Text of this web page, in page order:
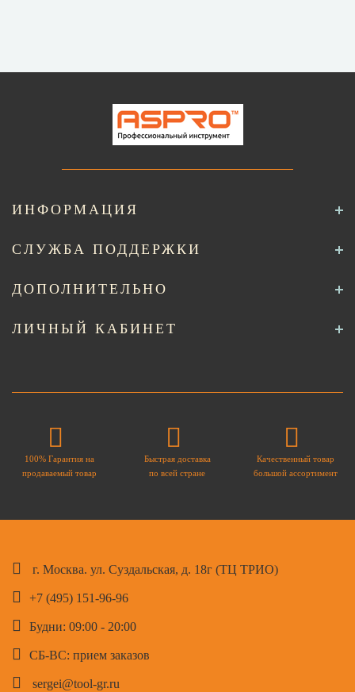
ИНФОРМАЦИЯ
СЛУЖБА ПОДДЕРЖКИ
ДОПОЛНИТЕЛЬНО
ЛИЧНЫЙ КАБИНЕТ
100% Гарантия на
продаваемый товар
Быстрая доставка
по всей стране
Качественный товар
большой ассортимент
г. Москва. ул. Суздальская, д. 18г (ТЦ ТРИО)
+7 (495) 151-96-96
Будни: 09:00 - 20:00
СБ-ВС: прием заказов
sergei@tool-gr.ru